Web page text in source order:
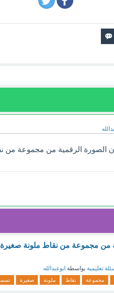
الصورة الرقمية من مجموعة من
تعليمية بواسطة ابوعبدالله
مجموعة نقاط ملونة صغيرة